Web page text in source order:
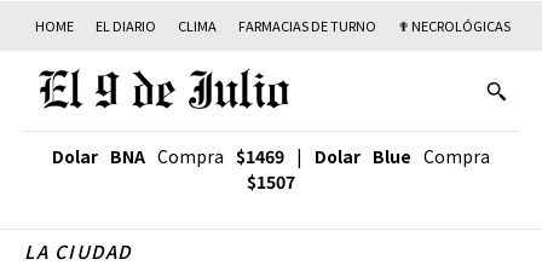
HOME EL DIARIO CLIMA FARMACIAS DE TURNO ✟ NECROLÓGICAS
Dolar BNA Compra $1469 | Dolar Blue Compra
$1507
LA CIUDAD